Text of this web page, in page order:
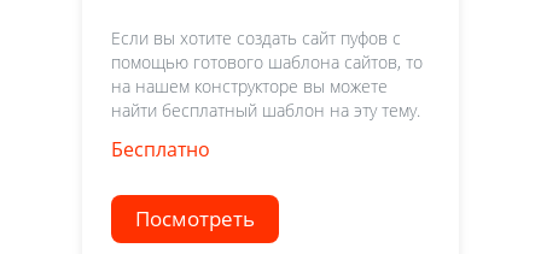
Если вы хотите создать сайт пуфов с
помощью готового шаблона сайтов, то
на нашем конструкторе вы можете
найти бесплатный шаблон на эту тему.
Бесплатно
Посмотреть